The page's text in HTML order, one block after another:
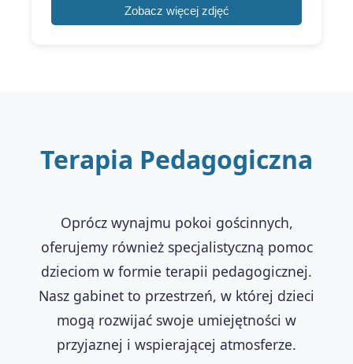
Zobacz więcej zdjęć
Terapia Pedagogiczna
Oprócz wynajmu pokoi gościnnych,
oferujemy również specjalistyczną pomoc
dzieciom w formie terapii pedagogicznej.
Nasz gabinet to przestrzeń, w której dzieci
mogą rozwijać swoje umiejętności w
przyjaznej i wspierającej atmosferze.